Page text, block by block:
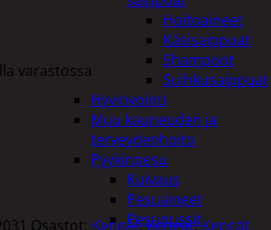
Hoitoaineet
Käsisaippuat
Shampoot
Suihkusaippuat
Hyvinvointi
Muu kauneuden ja
terveydenhoito
Pyykinpesu
Kuivaus
Pesuaineet
Pesupussit
varastossa
Osastot: Kengät,Kengät,Kengät